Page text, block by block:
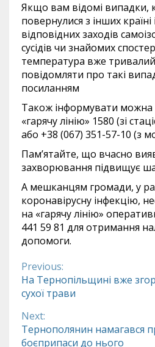
Якщо вам відомі випадки,
повернулися з інших
відповідних заходів
сусідів чи знайомих
температура вже
повідомляти про такі
посиланням
Також інформувати можна
«гарячу лінію» 1580 (зі
або +38 (067) 351-57-10 (з
Пам’ятайте, що вчасно
захворювання підвищує
А мешканцям громади, у
коронавірусну інфекцію,
на «гарячу лінію»
441 59 81 для отримання
допомоги.
Continue
Reading
Previous:
На Тернопільщині вже
сухої трави
Next:
Тернополянин намагався
боєприпаси до нього